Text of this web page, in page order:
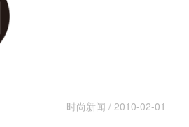
时尚新闻 / 2010-02-01